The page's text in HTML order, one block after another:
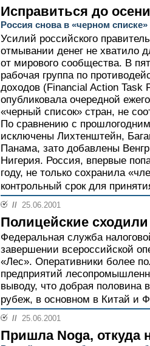
Исправиться до осени
Россия снова в «черном
Усилий российского
отмывании денег не хватило
от мирового сообщества. В
рабочая группа по
доходов (Financial Action Task
опубликовала очередной
«черный список» стран, не
По сравнению с
исключены Лихтенштейн,
Панама, зато добавлены
Нигерия. Россия, впервые
году, не только сохранила
контрольный срок для
// 25.06.2001
Полицейские
Федеральная служба
завершении всероссийской
«Лес». Оперативники более
предприятий
выводу, что добрая половина
рубеж, в основном в Китай и
// 25.06.2001
Пришла Noga, откуда